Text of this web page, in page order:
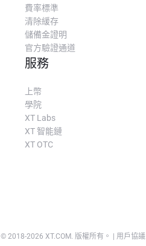
費率標準
清除緩存
儲備金證明
官方驗證通道
服務
上幣
學院
XT Labs
XT 智能鏈
XT OTC
© 2018-2026 XT.COM. 版權所有。 用戶協議